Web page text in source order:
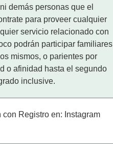
demás personas que el
para proveer cualquier
servicio relacionado con
podrán participar familiares
mismos, o parientes por
o afinidad hasta el segundo
inclusive.
con Registro en: Instagram